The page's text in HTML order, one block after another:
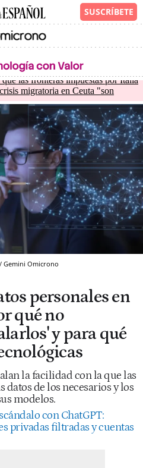
las fronteras impuestas por Italia
migratoria en Ceuta "son
Gemini Omicrono
personales en
qué no
y para qué
la facilidad con la que las
datos de los necesarios y los
modelos.
con ChatGPT:
privadas filtradas y cuentas